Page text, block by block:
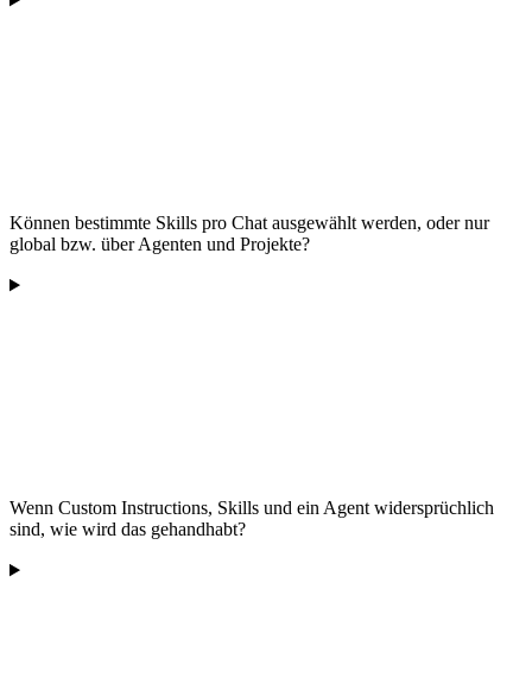
Können bestimmte Skills pro Chat ausgewählt werden, oder nur
global bzw. über Agenten und Projekte?
Wenn Custom Instructions, Skills und ein Agent widersprüchlich
sind, wie wird das gehandhabt?